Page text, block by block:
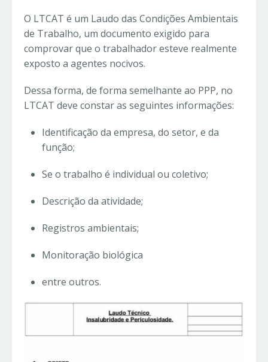
O LTCAT é um Laudo das Condições Ambientais
de Trabalho, um documento exigido para
comprovar que o trabalhador esteve realmente
exposto a agentes nocivos.
Dessa forma, de forma semelhante ao PPP, no
LTCAT deve constar as seguintes informações:
Identificação da empresa, do setor, e da
função;
Se o trabalho é individual ou coletivo;
Descrição da atividade;
Registros ambientais;
Monitoração biológica
entre outros.